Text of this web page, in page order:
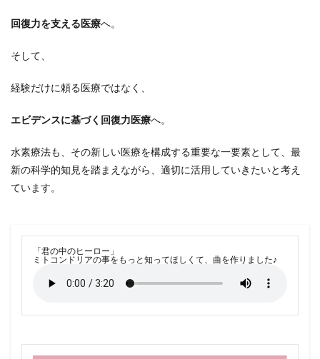
回復力を支える医療へ。
そして、
経験だけに頼る医療ではなく、
エビデンスに基づく回復力医療へ。
水素療法も、その新しい医療を構成する重要な一要素として、最
新の科学的知見を踏まえながら、適切に活用していきたいと考え
ています。
「君の中のヒーロー」
ミトコンドリアの事をもっと知ってほしくて、曲を作りました♪